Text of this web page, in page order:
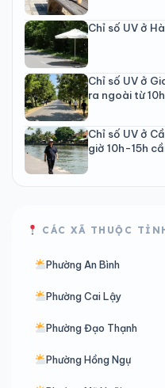
Chỉ số UV ở
Chỉ số UV ở
ra ngoài từ
Chỉ số UV ở
giờ 10h-15h
CÁC XÃ THUỘC
Phường An Bình
Phường Cai Lậy
Phường Đạo Thạnh
Phường Hồng Ngự